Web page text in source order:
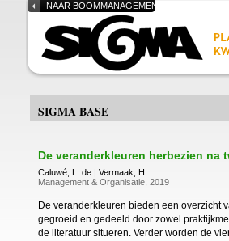
NAAR BOOMMANAGEMENT.NL
SIGMA BASE
De veranderkleuren herbezien na
Caluwé, L. de | Vermaak, H.
Management & Organisatie, 2019
De veranderkleuren bieden een overzicht
gegroeid en gedeeld door zowel
de literatuur situeren. Verder worden de